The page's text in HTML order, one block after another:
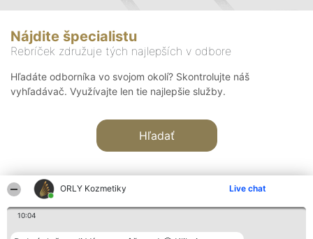
ORLY Kozmetiky Live chat
10:04
Nájdite špecialistu
Rebríček združuje tých najlepších v odbore
Hľadáte odborníka vo svojom okolí? Skontrolujte náš
vyhľadávač. Využívajte len tie najlepšie služby.
Hľadať